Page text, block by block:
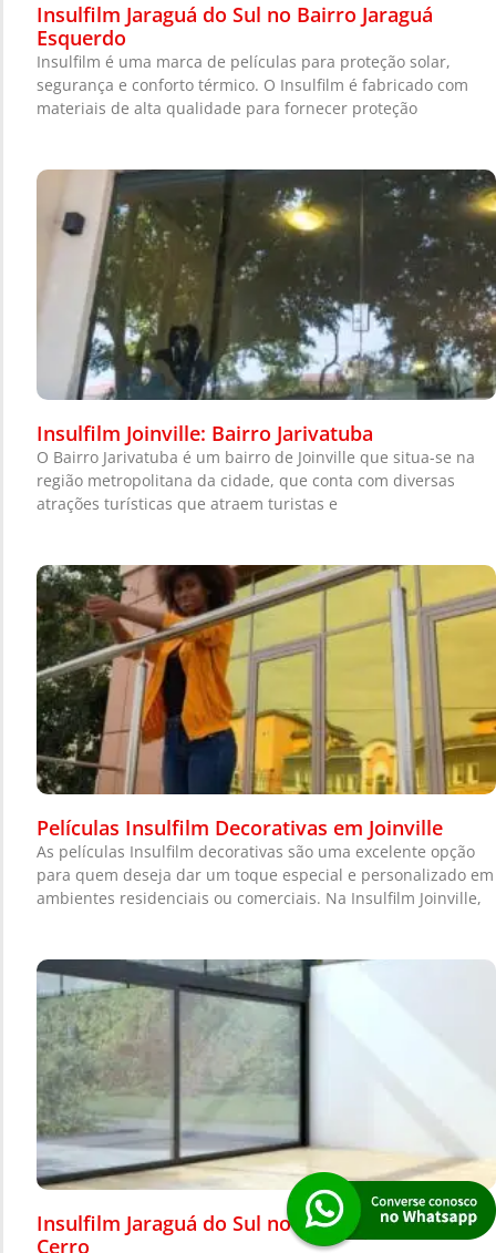
Insulfilm Jaraguá do Sul no Bairro Jaraguá
Esquerdo
Insulfilm é uma marca de películas para proteção solar,
segurança e conforto térmico. O Insulfilm é fabricado com
materiais de alta qualidade para fornecer proteção
Insulfilm Joinville: Bairro Jarivatuba
O Bairro Jarivatuba é um bairro de Joinville que situa-se na
região metropolitana da cidade, que conta com diversas
atrações turísticas que atraem turistas e
Películas Insulfilm Decorativas em Joinville
As películas Insulfilm decorativas são uma excelente opção
para quem deseja dar um toque especial e personalizado em
ambientes residenciais ou comerciais. Na Insulfilm Joinville,
Insulfilm Jaraguá do Sul no Bairro Barra do Rio
Cerro